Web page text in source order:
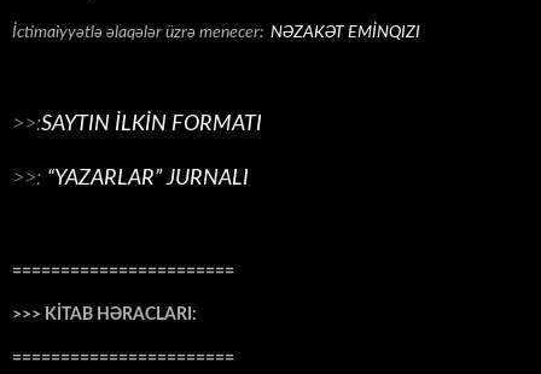
İctimaiyyətlə əlaqələr üzrə menecer: NƏZAKƏT EMİNQIZI
>>:SAYTIN İLKİN FORMATI
>>: “YAZARLAR” JURNALI
=======================
>>> KİTAB HƏRACLARI:
=======================